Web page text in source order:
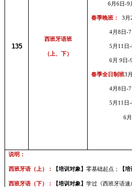
135
西班牙语班
（上、下）
6月6日-9
春季晚班： 3 月
4月8 日-7
5 月11 日-
6月 9 日-
春季全日制班3
4月8 日-7
5 月11 日-
6月
说明：
西班牙语（上）： 【培训对象】零基础起点； 【
西班牙语（下）： 【培训对象】学过《西班牙语